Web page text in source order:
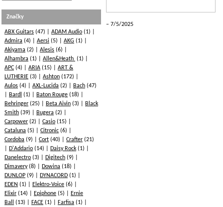
7/5/2025
Značky
ABX Guitars (47) ADAM Audio (1)
Admira (4) Aersi (5) AKG (1)
Akiyama (2) Alesis (6)
Alhambra (1) Allen&Heath (1)
APC (4) ARIA (15)
ART &
LUTHERIE (3) Ashton (172)
Aulos (4) AXL-Lucida (2) Bach (47)
Bardl (1) Baton Rouge (18)
Behringer (25) Beta Aivin (3)
Black
Smith (39) Bugera (2)
Carpower (2) Casio (15)
Cataluna (5) Citronic (6)
Cordoba (9) Cort (40) Crafter (21)
D'Addario (14) Daisy Rock (1)
Danelectro (3) Digitech (9)
Dimavery(8) Dowina (18)
DUNLOP (9) DYNACORD (1)
EDEN (1) Elektro-Voice (6)
Elixir (14) Epiphone (5)
Ernie
Ball
(13) FACE (1) Farfisa (1)